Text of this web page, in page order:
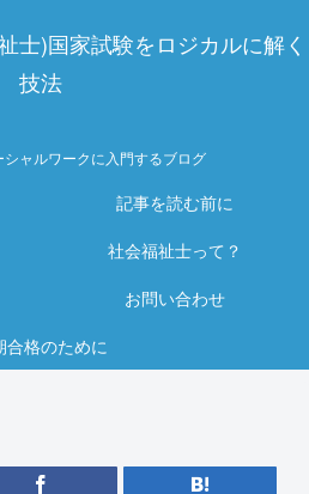
士)国家試験をロジカルに解く
技法
シャルワークに入門するブログ
記事を読む前に
社会福祉士って？
お問い合わせ
合格のために